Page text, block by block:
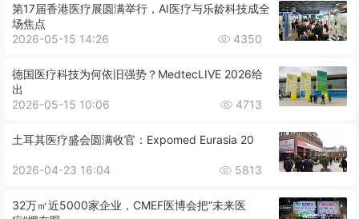
第17届香港医疗展圆满举行，AI医疗与乐龄科技成全
场焦点
2026-05-15 14:26
4350
德国医疗科技为何依旧强势？MedtecLIVE 2026给
出
2026-05-15 10:06
4713
土耳其医疗盛会圆满收官：Expomed Eurasia 20
2026-04-23 16:04 5813
32万㎡近5000家企业，CMEF医博会把“未来医